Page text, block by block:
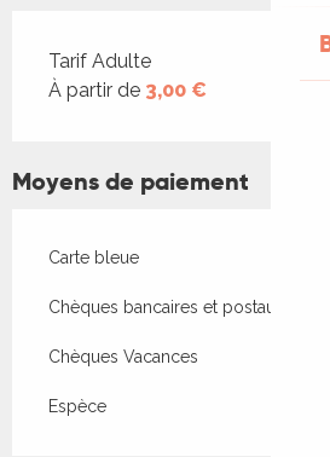
Tarifs 2026
Tarif Adulte
À partir de 3,00 €
Moyens de paiement
Carte bleue
Chèques bancaires et postaux
Chèques Vacances
Espèce